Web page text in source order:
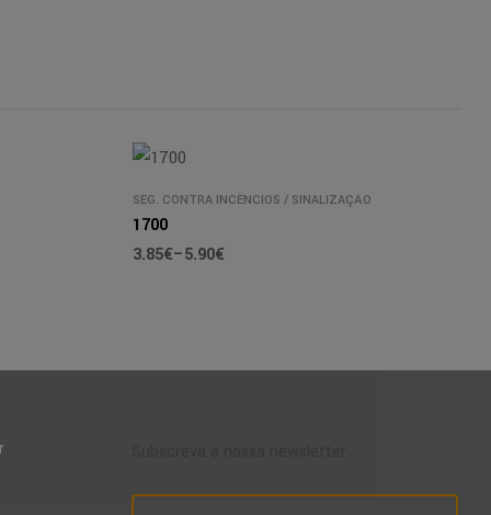
SEG. CONTRA INCÊNCIOS / SINALIZAÇÃO
1700
3.85€–5.90€